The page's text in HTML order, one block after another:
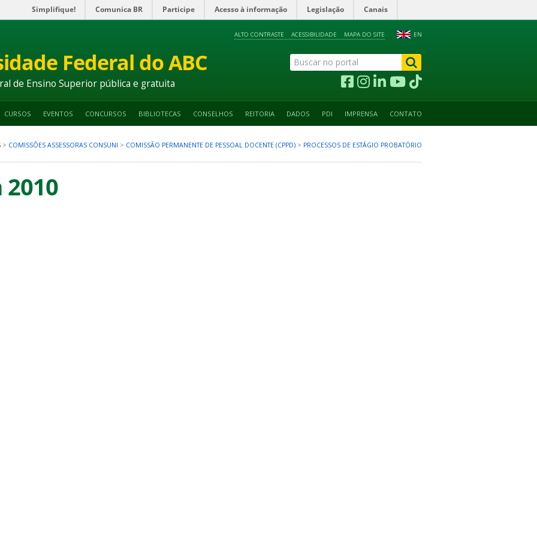
Simplifique! Comunica BR Participe Acesso à informação Legislação Canais
EN
ALTO CONTRASTE ACESSIBILIDADE MAPA DO SITE
Federal do ABC
de Ensino Superior pública e gratuita
CURSOS EVENTOS CONCURSOS BIBLIOTECAS CONSELHOS REITORIA DADOS PDI IMPRENSA CONTATO
> COMISSÕES ASSESSORAS CONSUNI > COMISSÃO PERMANENTE DE PESSOAL DOCENTE (CPPD) > PROCESSOS DE ESTÁGIO PROBATÓRIO